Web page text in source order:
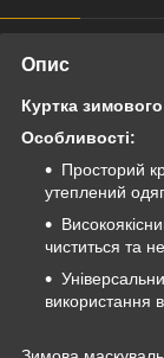
Опис
Куртка
Особливості:
Просторий
утеплений одяг.
чиститься та
використання